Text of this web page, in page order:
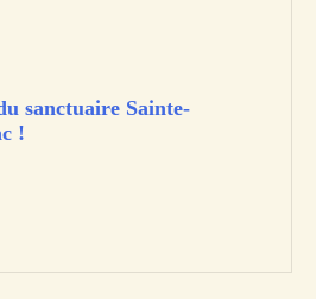
sanctuaire Sainte-
!